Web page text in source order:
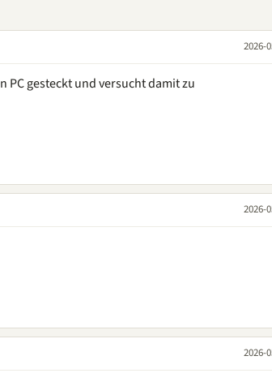
2026-
PC gesteckt und versucht damit zu
2026-
2026-